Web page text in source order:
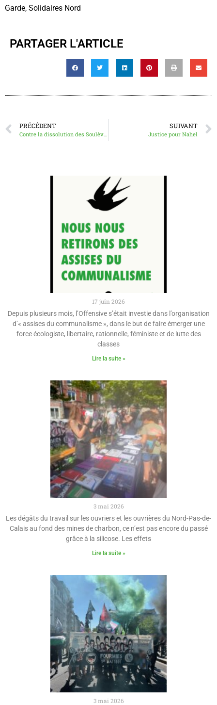
Garde, Solidaires Nord
PARTAGER L'ARTICLE
PRÉCÉDENT SUIVANT
Justice pour Nahel
17 juin 2026
Depuis plusieurs mois, l’Offensive s’était investie dans l’organisation
d’« assises du communalisme », dans le but de faire émerger une
force écologiste, libertaire, rationnelle, féministe et de lutte des
classes
Lire la suite »
3 mai 2026
Les dégâts du travail sur les ouvriers et les ouvrières du Nord-Pas-de-
Calais au fond des mines de charbon, ce n’est pas encore du passé
grâce à la silicose. Les effets
Lire la suite »
3 mai 2026